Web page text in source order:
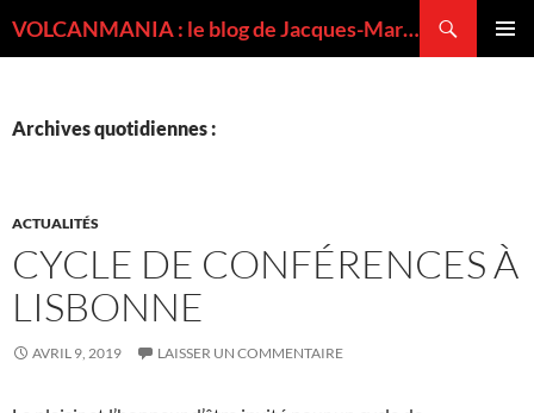
VOLCANMANIA : le blog de Jacques-Marie BARDINTZEFF, volcanologue
Archives quotidiennes :
ACTUALITÉS
CYCLE DE CONFÉRENCES À
LISBONNE
AVRIL 9, 2019 LAISSER UN COMMENTAIRE